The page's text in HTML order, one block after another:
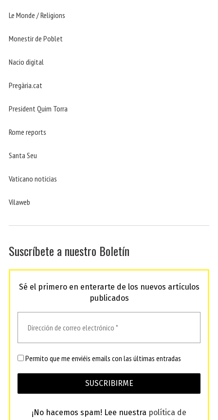
Le Monde / Religions
Monestir de Poblet
Nacio digital
Pregària.cat
President Quim Torra
Rome reports
Santa Seu
Vaticano noticias
Vilaweb
Suscríbete a nuestro Boletín
Sé el primero en enterarte de los nuevos artículos
publicados
Permito que me enviéis emails con las últimas entradas
¡No hacemos spam! Lee nuestra política de